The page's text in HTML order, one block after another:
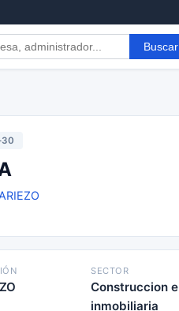
Buscar
30
SECTOR
Construccion e
inmobiliaria